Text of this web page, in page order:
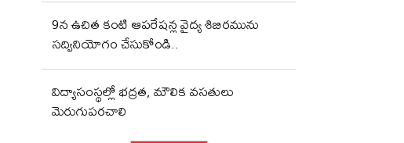
9న ఉచిత కంటి ఆపరేషన్ల వైద్య శిబిరమును
సద్వినియోగం చేసుకోండి..
విద్యాసంస్థల్లో భద్రత, మౌలిక వసతులు
మెరుగుపరచాలి